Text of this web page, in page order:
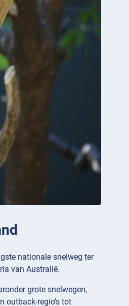
nationale snelweg ter
van Australië.
grote snelwegen,
outback-regio’s tot